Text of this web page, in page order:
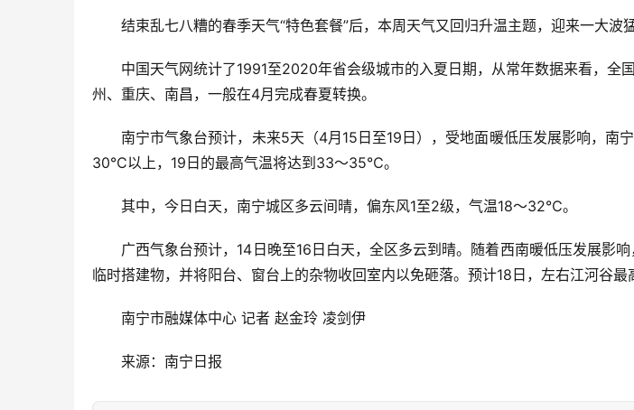
结束乱七八糟的春季天气“特色套餐”后，本周天气又回归升温主题，迎来一大
中国天气网统计了1991至2020年省会级城市的入夏日期，从常年数据来看，
州、重庆、南昌，一般在4月完成春夏转换。
南宁市气象台预计，未来5天（4月15日至19日），受地面暖低压发展影响，
30℃以上，19日的最高气温将达到33～35℃。
其中，今日白天，南宁城区多云间晴，偏东风1至2级，气温18～32℃。
广西气象台预计，14日晚至16日白天，全区多云到晴。随着西南暖低压发展影
临时搭建物，并将阳台、窗台上的杂物收回室内以免砸落。预计18日，左右江河谷
南宁市融媒体中心 记者 赵金玲 凌剑伊
来源：南宁日报